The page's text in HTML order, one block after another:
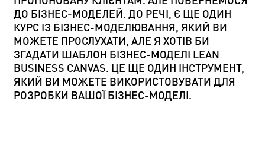
ДО БІЗНЕС-МОДЕЛЕЙ. ДО РЕЧІ, Є ЩЕ ОДИН
КУРС ІЗ БІЗНЕС-МОДЕЛЮВАННЯ, ЯКИЙ ВИ
МОЖЕТЕ ПРОСЛУХАТИ, АЛЕ Я ХОТІВ БИ
ЗГАДАТИ ШАБЛОН БІЗНЕС-МОДЕЛІ LEAN
BUSINESS CANVAS. ЦЕ ЩЕ ОДИН ІНСТРУМЕНТ,
ЯКИЙ ВИ МОЖЕТЕ ВИКОРИСТОВУВАТИ ДЛЯ
РОЗРОБКИ ВАШОЇ БІЗНЕС-МОДЕЛІ.